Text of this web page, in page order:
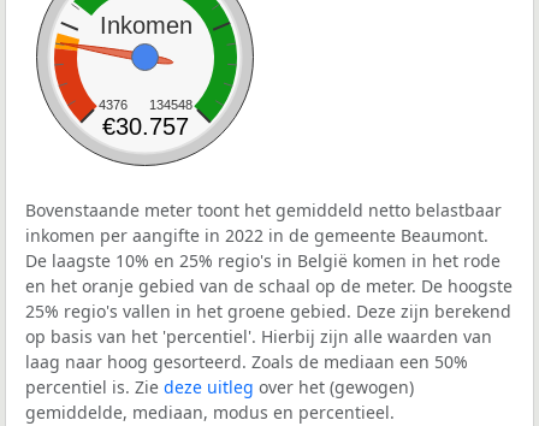
Inkomen
4376 134548
€30.757
Bovenstaande meter toont het gemiddeld netto belastbaar
inkomen per aangifte in 2022 in de gemeente Beaumont.
De laagste 10% en 25% regio's in België komen in het rode
en het oranje gebied van de schaal op de meter. De hoogste
25% regio's vallen in het groene gebied. Deze zijn berekend
op basis van het 'percentiel'. Hierbij zijn alle waarden van
laag naar hoog gesorteerd. Zoals de mediaan een 50%
percentiel is. Zie deze uitleg over het (gewogen)
gemiddelde, mediaan, modus en percentieel.